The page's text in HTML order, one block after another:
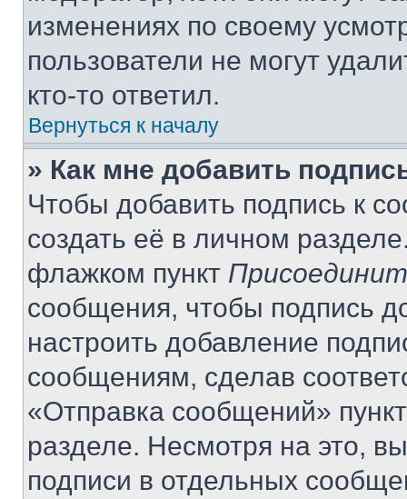
изменениях по своему
пользователи не могут
кто-то ответил.
Вернуться к началу
» Как мне добавить
Чтобы добавить подпись к
создать её в личном
флажком пункт
сообщения, чтобы подпись
настроить добавление
сообщениям, сделав
«Отправка сообщений»
разделе. Несмотря на это,
подписи в отдельных